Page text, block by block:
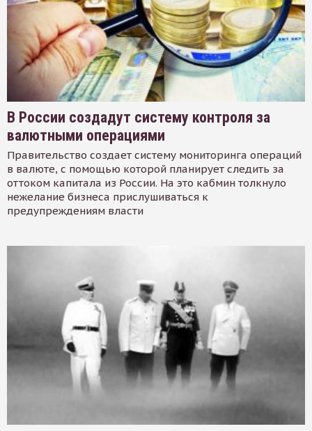
В России создадут систему контроля за
валютными операциями
Правительство создает систему мониторинга операций
в валюте, с помощью которой планирует следить за
оттоком капитала из России. На это кабмин толкнуло
нежелание бизнеса прислушиваться к
предупреждениям власти